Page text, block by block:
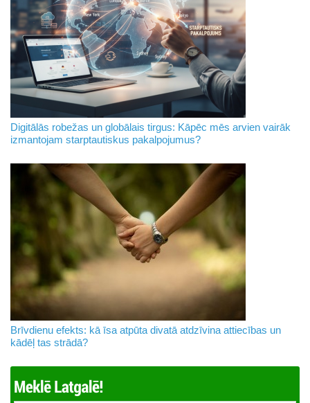
Digitālās robežas un globālais tirgus: Kāpēc mēs arvien vairāk
izmantojam starptautiskus pakalpojumus?
Brīvdienu efekts: kā īsa atpūta divatā atdzīvina attiecības un
kādēļ tas strādā?